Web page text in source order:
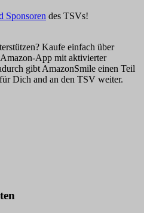
Sponsoren des TSVs!
Kaufe einfach über
App mit aktivierter
gibt AmazonSmile einen Teil
Dich and an den TSV weiter.